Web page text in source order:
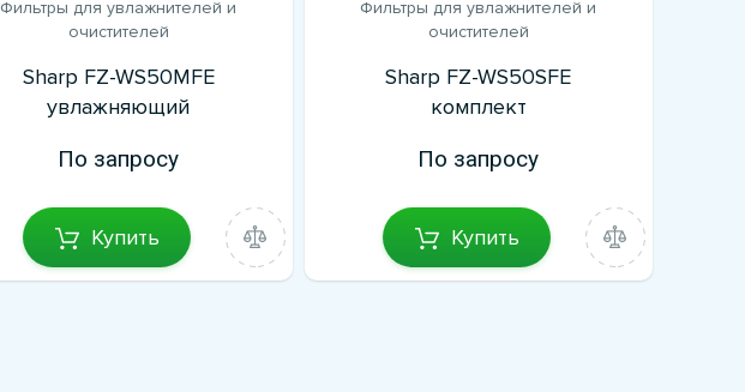
Фильтры для увлажнителей и
очистителей
Sharp FZ-WS50MFE
увлажняющий
По запросу
Купить
Фильтры для увлажнителей и
очистителей
Sharp FZ-WS50SFE
комплект
По запросу
Купить